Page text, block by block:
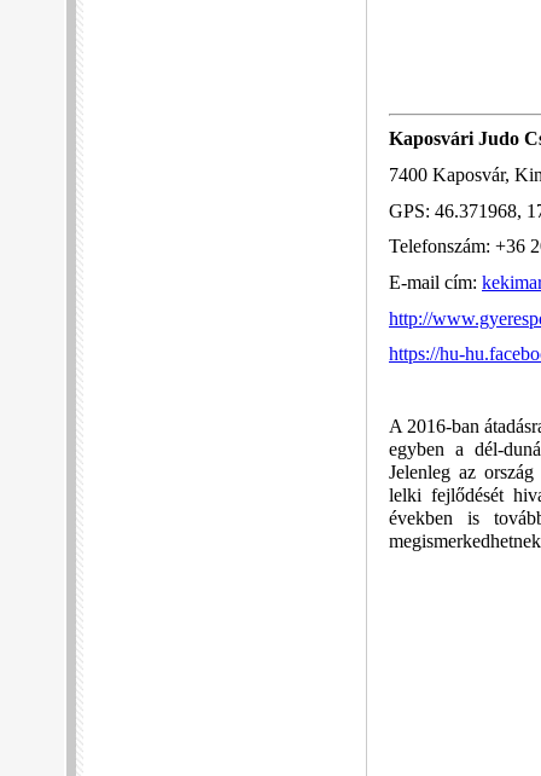
Kaposvári Judo
7400 Kaposvár,
GPS: 46.371968,
Telefonszám: +36
E-mail cím:
http://
https://hu-
A 2016-ban
egyben a dél-
Jelenleg az
lelki fejlődését
években is